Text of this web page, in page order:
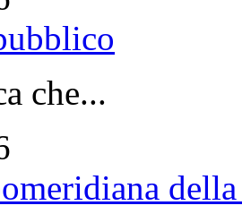
che...